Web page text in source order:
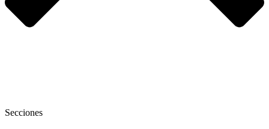
Secciones